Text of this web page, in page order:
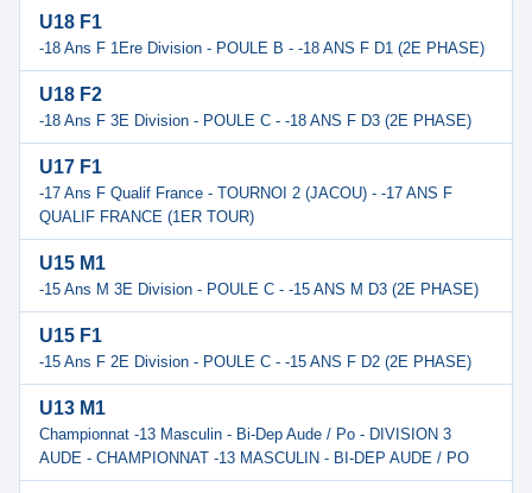
U18 F1
-18 Ans F 1Ere Division - POULE B - -18 ANS F D1 (2E PHASE)
U18 F2
-18 Ans F 3E Division - POULE C - -18 ANS F D3 (2E PHASE)
U17 F1
-17 Ans F Qualif France - TOURNOI 2 (JACOU) - -17 ANS F
QUALIF FRANCE (1ER TOUR)
U15 M1
-15 Ans M 3E Division - POULE C - -15 ANS M D3 (2E PHASE)
U15 F1
-15 Ans F 2E Division - POULE C - -15 ANS F D2 (2E PHASE)
U13 M1
Championnat -13 Masculin - Bi-Dep Aude / Po - DIVISION 3
AUDE - CHAMPIONNAT -13 MASCULIN - BI-DEP AUDE / PO